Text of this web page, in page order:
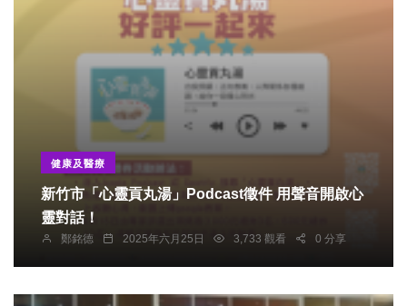
健康及醫療
新竹市「心靈貢丸湯」Podcast徵件 用聲音開啟心
靈對話！
鄭銘德 2025年六月25日 3,733 觀看 0 分享